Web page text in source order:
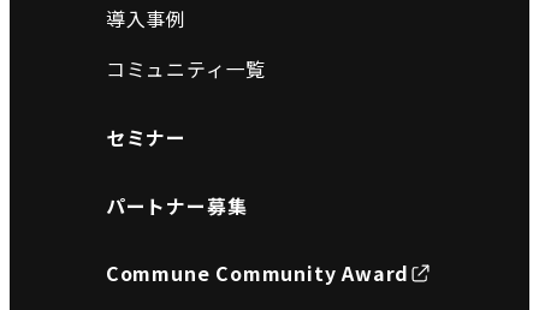
導入事例
コミュニティ一覧
セミナー
パートナー募集
Commune Community Award